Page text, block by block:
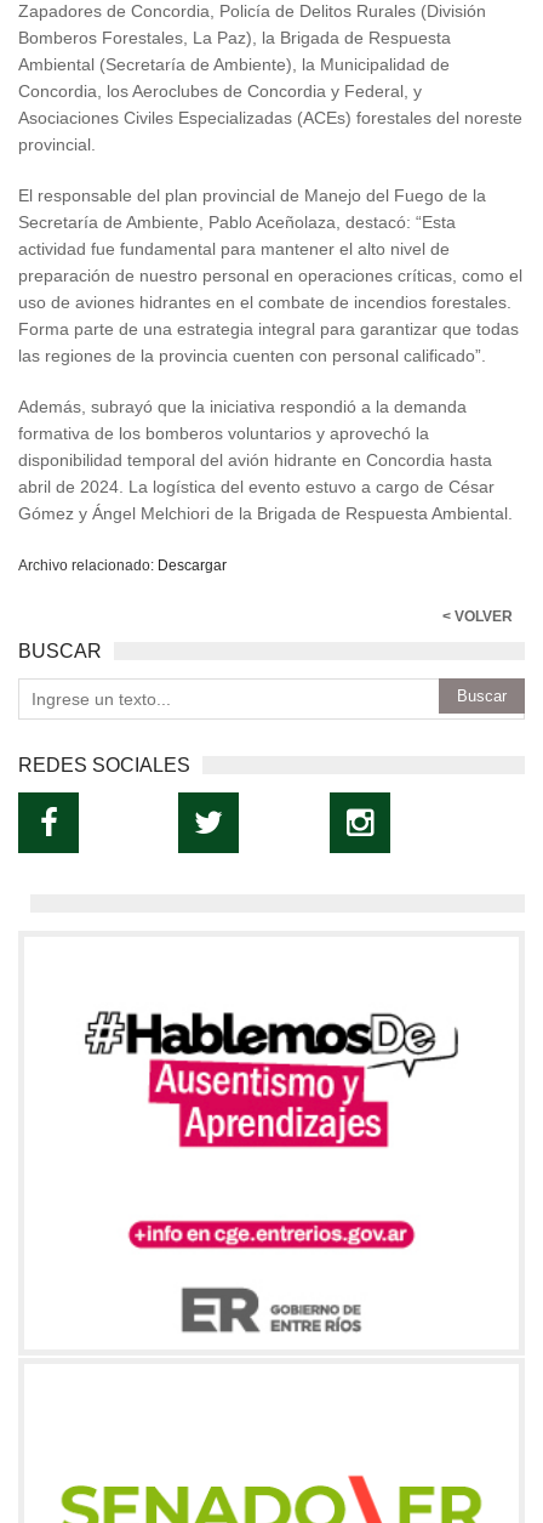
Zapadores de Concordia, Policía de Delitos Rurales (División
Bomberos Forestales, La Paz), la Brigada de Respuesta
Ambiental (Secretaría de Ambiente), la Municipalidad de
Concordia, los Aeroclubes de Concordia y Federal, y
Asociaciones Civiles Especializadas (ACEs) forestales del noreste
provincial.
El responsable del plan provincial de Manejo del Fuego de la
Secretaría de Ambiente, Pablo Aceñolaza, destacó: “Esta
actividad fue fundamental para mantener el alto nivel de
preparación de nuestro personal en operaciones críticas, como el
uso de aviones hidrantes en el combate de incendios forestales.
Forma parte de una estrategia integral para garantizar que todas
las regiones de la provincia cuenten con personal calificado”.
Además, subrayó que la iniciativa respondió a la demanda
formativa de los bomberos voluntarios y aprovechó la
disponibilidad temporal del avión hidrante en Concordia hasta
abril de 2024. La logística del evento estuvo a cargo de César
Gómez y Ángel Melchiori de la Brigada de Respuesta Ambiental.
Archivo relacionado: Descargar
< VOLVER
BUSCAR
REDES SOCIALES